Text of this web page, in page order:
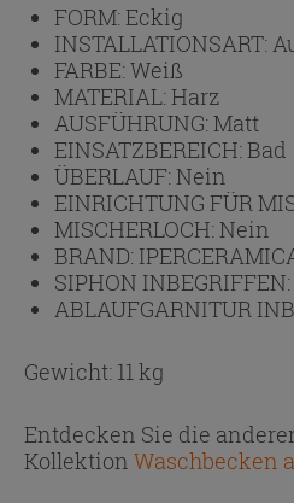
FORM:Eckig
INSTALLATIONSART:
FARBE:Weiß
MATERIAL:Harz
AUSFÜHRUNG:Matt
EINSATZBEREICH:Bad
ÜBERLAUF:Nein
EINRICHTUNG FÜR
MISCHERLOCH:Nein
BRAND:
SIPHON INBEGRIFFEN:
ABLAUFGARNITUR
Gewicht: 11 kg
Entdecken Sie die
Kollektion Waschbecken